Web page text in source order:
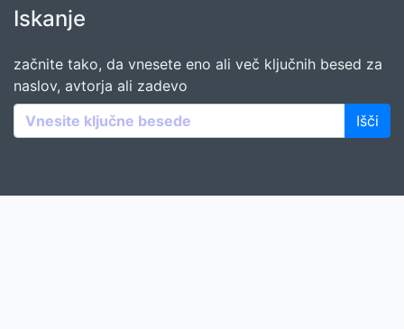
Iskanje
začnite tako, da vnesete eno ali več ključnih besed za
naslov, avtorja ali zadevo
Išči